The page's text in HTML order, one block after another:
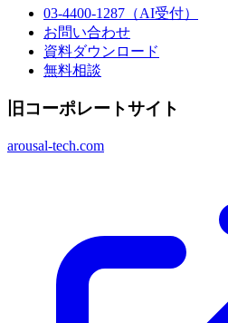
03-4400-1287 （AI受付）
お問い合わせ
資料ダウンロード
無料相談
旧コーポレートサイト
arousal-tech.com